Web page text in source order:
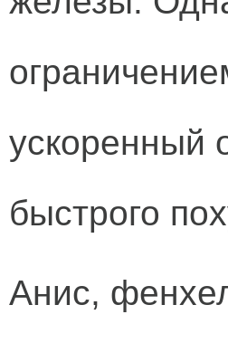
ускоренный
быстрого
Анис,